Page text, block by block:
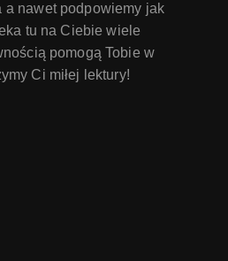
nawet podpowiemy jak
tu na Ciebie wiele
pomogą Tobie w
Ci miłej lektury!